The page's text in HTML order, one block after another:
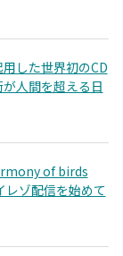
した世界初のCD
人間を超える日
of birds
ゾ配信を始めて